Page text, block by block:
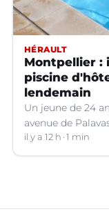
HÉRAULT
Montpellier :
piscine
lendemain
Un jeune de 24
avenue de
suspecté d'avoir
il y a 12 h 1 min